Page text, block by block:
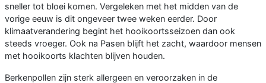
sneller tot bloei komen. Vergeleken met het midden van de
vorige eeuw is dit ongeveer twee weken eerder. Door
klimaatverandering begint het hooikoortsseizoen dan ook
steeds vroeger. Ook na Pasen blijft het zacht, waardoor mensen
met hooikoorts klachten blijven houden.
Berkenpollen zijn sterk allergeen en veroorzaken in de